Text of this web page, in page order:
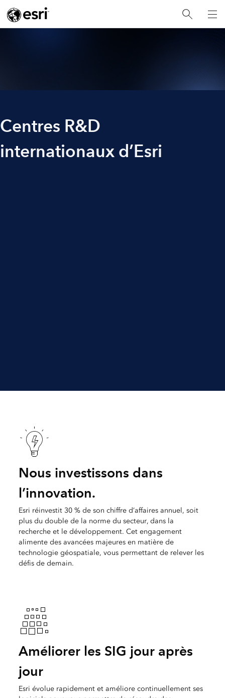
Centres R&D
internationaux d’Esri
Nous investissons dans
l’innovation.
Esri réinvestit 30 % de son chiffre d’affaires annuel, soit
plus du double de la norme du secteur, dans la
recherche et le développement. Cet engagement
alimente des avancées majeures en matière de
technologie géospatiale, vous permettant de relever les
défis de demain.
Améliorer les SIG jour après
jour
Esri évolue rapidement et améliore continuellement ses